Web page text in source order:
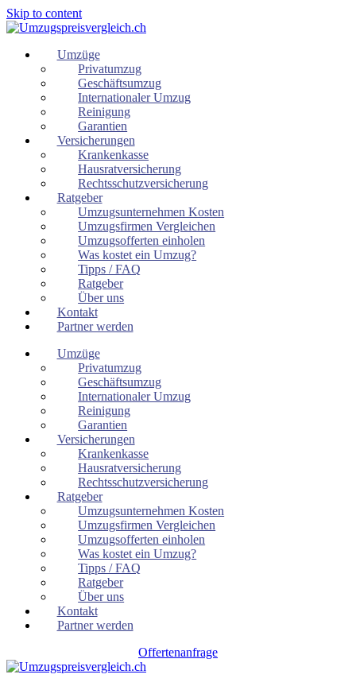
Skip to content
Umzüge
Privatumzug
Geschäftsumzug
Internationaler Umzug
Reinigung
Garantien
Versicherungen
Krankenkasse
Hausratversicherung
Rechtsschutzversicherung
Ratgeber
Umzugsunternehmen Kosten
Umzugsfirmen Vergleichen
Umzugsofferten einholen
Was kostet ein Umzug?
Tipps / FAQ
Ratgeber
Über uns
Kontakt
Partner werden
Umzüge
Privatumzug
Geschäftsumzug
Internationaler Umzug
Reinigung
Garantien
Versicherungen
Krankenkasse
Hausratversicherung
Rechtsschutzversicherung
Ratgeber
Umzugsunternehmen Kosten
Umzugsfirmen Vergleichen
Umzugsofferten einholen
Was kostet ein Umzug?
Tipps / FAQ
Ratgeber
Über uns
Kontakt
Partner werden
Offertenanfrage